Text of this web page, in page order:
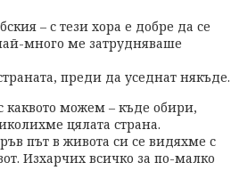
– с тези хора е добре да се
много ме затрудняваше
преди да уседнат някъде.
каквото можем – къде обири,
цялата страна.
път в живота си се видяхме с
Изхарчих всичко за по-малко